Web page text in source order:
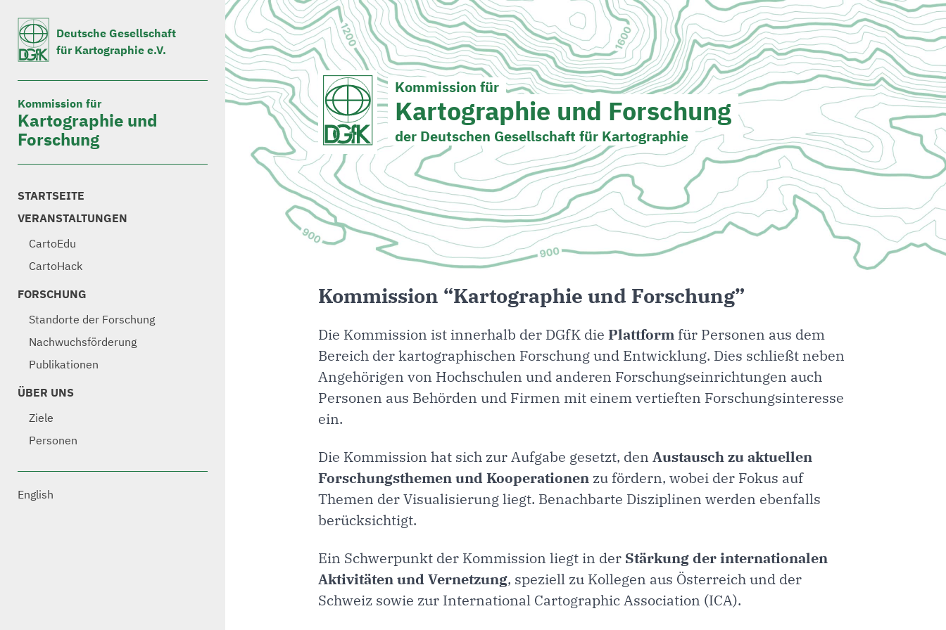
Deutsche Gesellschaft
für Kartographie e.V.
Kommission für
Kartographie und
Forschung
STARTSEITE
VERANSTALTUNGEN
CartoEdu
CartoHack
FORSCHUNG
Standorte der Forschung
Nachwuchsförderung
Publikationen
ÜBER UNS
Ziele
Personen
English
Kommission für
Kartographie und Forschung
der Deutschen Gesellschaft für Kartographie
Kommission “Kartographie und Forschung”
Die Kommission ist innerhalb der DGfK die Plattform für Personen aus dem
Bereich der kartographischen Forschung und Entwicklung. Dies schließt neben
Angehörigen von Hochschulen und anderen Forschungseinrichtungen auch
Personen aus Behörden und Firmen mit einem vertieften Forschungsinteresse
ein.
Die Kommission hat sich zur Aufgabe gesetzt, den Austausch zu aktuellen
Forschungsthemen und Kooperationen zu fördern, wobei der Fokus auf
Themen der Visualisierung liegt. Benachbarte Disziplinen werden ebenfalls
berücksichtigt.
Ein Schwerpunkt der Kommission liegt in der Stärkung der internationalen
Aktivitäten und Vernetzung, speziell zu Kollegen aus Österreich und der
Schweiz sowie zur International Cartographic Association (ICA).